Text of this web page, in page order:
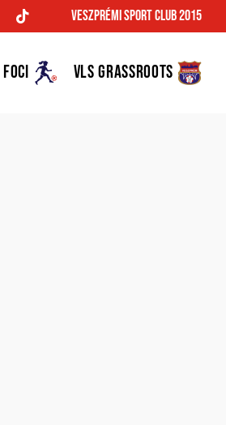
Veszprémi Sport Club 2015
VLS GRASSROOTS